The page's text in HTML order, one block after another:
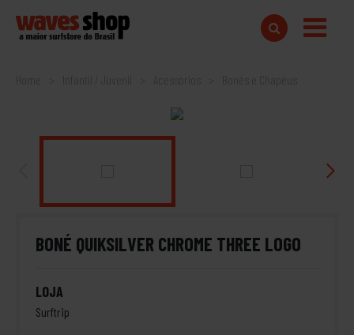
Home
BONÉ QUIKSILVER CHROME THREE LOGO
LOJA
Surftrip